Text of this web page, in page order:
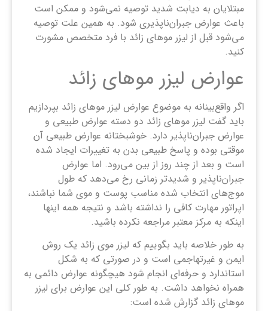
مبتلایان به دیابت شدید توصیه نمی‌شود و ممکن است
باعث عوارض جبران‌ناپذیری شود. به همین علت توصیه
می‌شود قبل از لیزر موهای زائد با فرد متخصص مشورت
کنید.
عوارض لیزر موهای زائد
اگر واقع‌بینانه به موضوع عوارض لیزر موهای زائد بپردازیم
باید گفت لیزر موهای زائد دو دسته عوارض طبیعی و
عوارض جبران‌ناپذیر دارد. خوشبختانه عوارض طبیعی آن
موقتی بوده و پاسخ طبیعی بدن به تغییرات ایجاد شده
است و بعد از چند روز از بین می‌رود. اما عوارض
جبران‌ناپذیر و شدیدتر زمانی رخ می‌دهد که طول
موج‌های انتخاب شده مناسب پوست و موی شما نباشند،
اپراتور مهارت کافی را نداشته باشد و نتیجه همه اینها
اینکه به مرکز معتبر مراجعه نکرده باشید.
به طور خلاصه باید بگوییم که لیزر موی زائد یک روش
ایمن و غیرتهاجمی است و در صورتی که به شکل
استاندارد و حرفه‌ای انجام شود هیچگونه عوارض دائمی به
همراه نخواهد داشت. به طور کلی این عوارض برای لیزر
موهای زائد گزارش شده است: